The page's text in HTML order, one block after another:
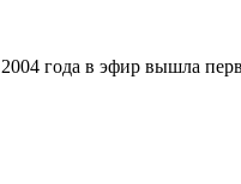
года в эфир вышла